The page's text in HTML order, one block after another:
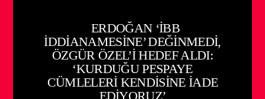
ERDOĞAN ‘İBB
IDDIANAMESINE’ DEĞINMEDI,
ÖZGÜR ÖZEL’I HEDEF ALDI:
‘KURDUĞU PESPAYE
CÜMLELERI KENDISINE IADE
EDIYORUZ’